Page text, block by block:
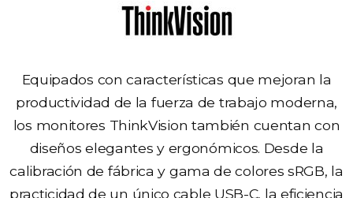
Equipados con características que mejoran la
productividad de la fuerza de trabajo moderna,
los monitores ThinkVision también cuentan con
diseños elegantes y ergonómicos. Desde la
calibración de fábrica y gama de colores sRGB, la
practicidad de un único cable USB-C, la eficiencia